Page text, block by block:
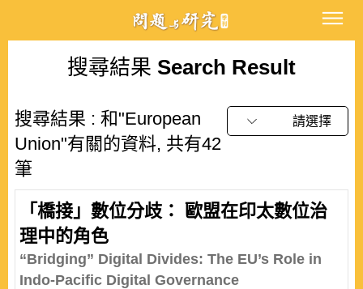
搜尋結果 Search Result
搜尋結果 : 和"European
Union"有關的資料, 共有42
筆
請選擇
「橋接」數位分歧： 歐盟在印太數位治
理中的角色
“Bridging” Digital Divides: The EU’s Role in
Indo-Pacific Digital Governance